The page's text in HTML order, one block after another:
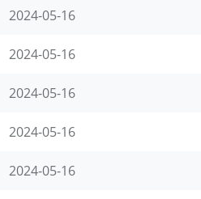
2024-05-16
2024-05-16
2024-05-16
2024-05-16
2024-05-16